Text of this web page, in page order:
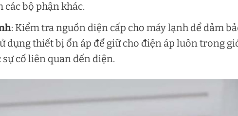
bộ phận khác.
: Kiểm tra nguồn điện cấp cho máy lạnh để đảm
dụng thiết bị ổn áp để giữ cho điện áp luôn trong
cố liên quan đến điện.